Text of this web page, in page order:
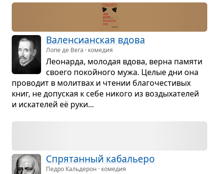
Вален­си­ан­ская вдова
Лопе де Вега · комедия
Лео­нарда, моло­дая вдова, верна памяти
сво­его покойного мужа. Целые дни она
про­во­дит в молит­вах и чте­нии бла­го­че­сти­вых
книг, не допус­кая к себе никого из воз­ды­ха­те­лей
и иска­те­лей её руки...
Спря­тан­ный каба­льеро
Педро Кальдерон · комедия